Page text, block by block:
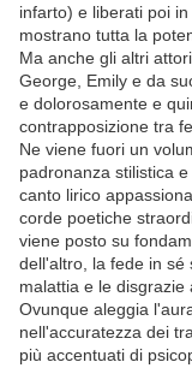
infarto) e liberati poi
mostrano tutta la
Ma anche gli altri
George, Emily e da
e dolorosamente e
contrapposizione tra
Ne viene fuori un
padronanza stilistica
canto lirico
corde poetiche
viene posto su
dell'altro, la fede in sé
malattia e le disgrazie
Ovunque aleggia
nell'accuratezza dei
più accentuati di